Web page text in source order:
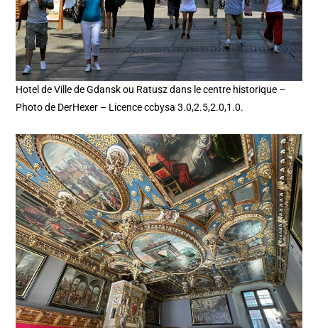
Hotel de Ville de Gdansk ou Ratusz dans le centre historique –
Photo de DerHexer – Licence ccbysa 3.0,2.5,2.0,1.0.